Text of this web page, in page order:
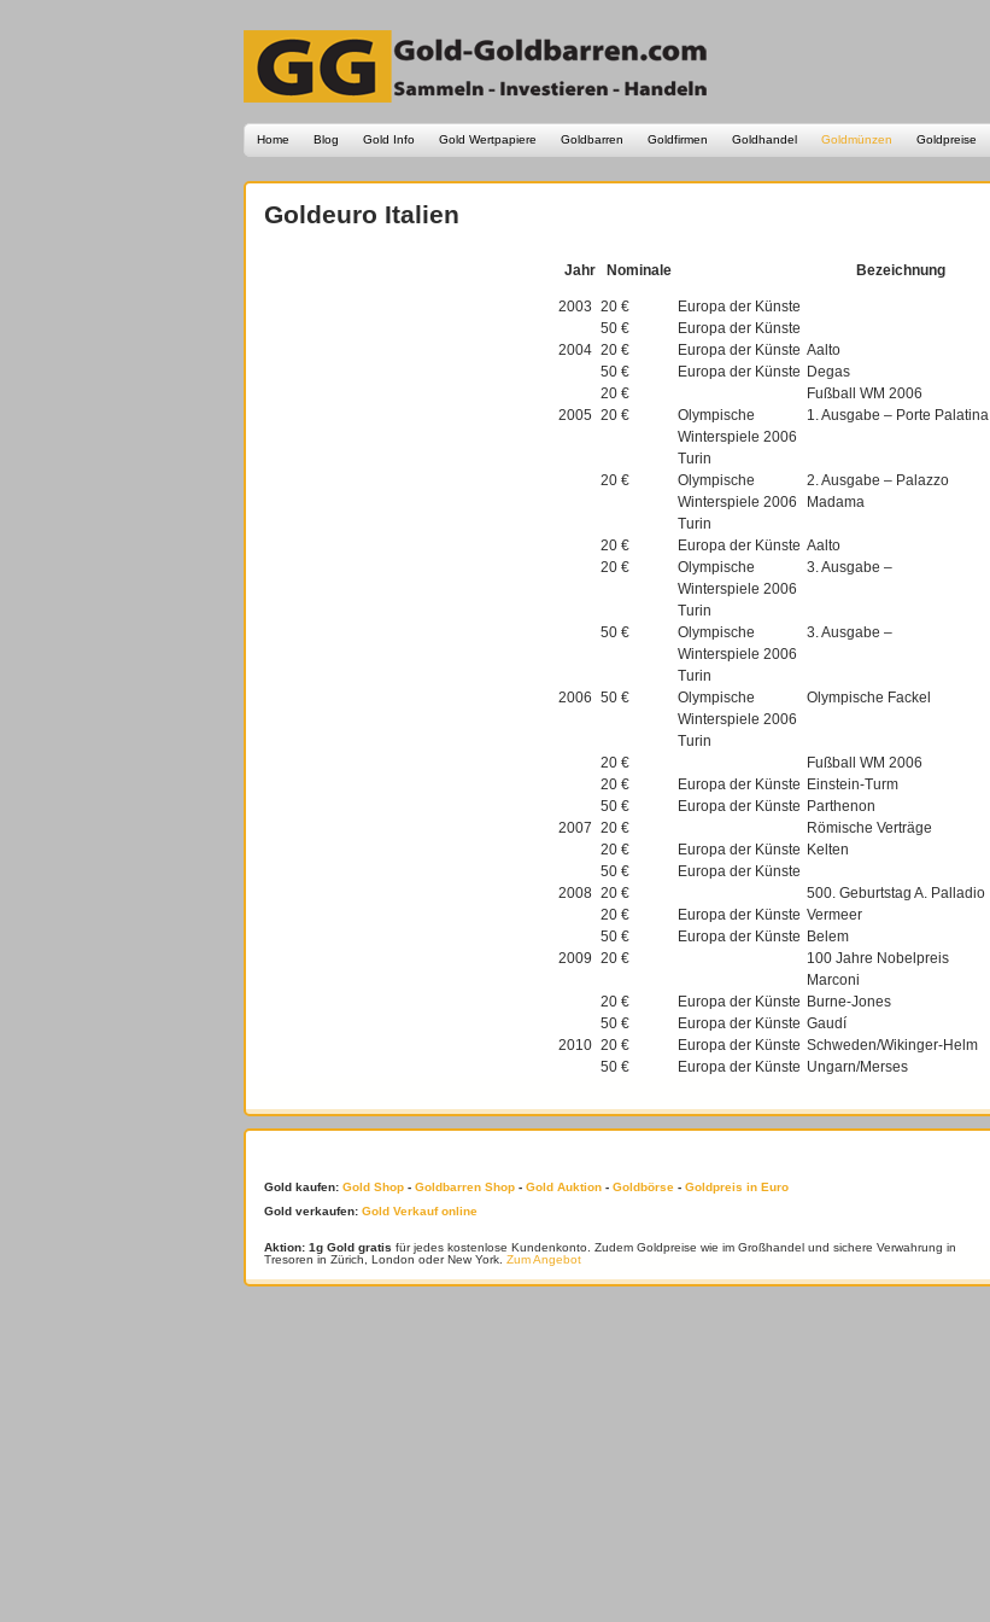
Home Blog Gold Info Gold Wertpapiere Goldbarren Goldfirmen Goldhandel Goldmünzen Goldpreise
Goldeuro Italien
Jahr Nominale Bezeichnung
2003 20 €
Europa der Künste
50 €
Europa der Künste
2004 20 € Europa der Künste Aalto
50 €
Europa der Künste Degas
20 €
Fußball WM 2006
2005 20 €
Olympische
Winterspiele 2006
Turin
1. Ausgabe – Porte Palatina
20 €
Olympische
Winterspiele 2006
Turin
2. Ausgabe – Palazzo
Madama
20 € Europa der Künste Aalto
20 €
Olympische
Winterspiele 2006
Turin
3. Ausgabe –
50 €
Olympische
Winterspiele 2006
Turin
3. Ausgabe –
2006 50 €
Olympische
Winterspiele 2006
Turin
Olympische Fackel
20 €
Fußball WM 2006
20 €
Europa der Künste Einstein-Turm
50 €
Europa der Künste Parthenon
2007 20 €
Römische Verträge
20 €
Europa der Künste Kelten
50 €
Europa der Künste
2008 20 €
500. Geburtstag A. Palladio
20 €
Europa der Künste Vermeer
50 €
Europa der Künste Belem
2009 20 €
100 Jahre Nobelpreis
Marconi
20 €
Europa der Künste Burne-Jones
50 €
Europa der Künste Gaudí
2010 20 € Europa der Künste Schweden/Wikinger-Helm
50 €
Europa der Künste Ungarn/Merses
Gold kaufen: Gold Shop - Goldbarren Shop - Gold Auktion - Goldbörse - Goldpreis in Euro
Gold verkaufen: Gold Verkauf online
Aktion: 1g Gold gratis für jedes kostenlose Kundenkonto. Zudem Goldpreise wie im Großhandel und sichere Verwahrung in
Tresoren in Zürich, London oder New York. Zum Angebot